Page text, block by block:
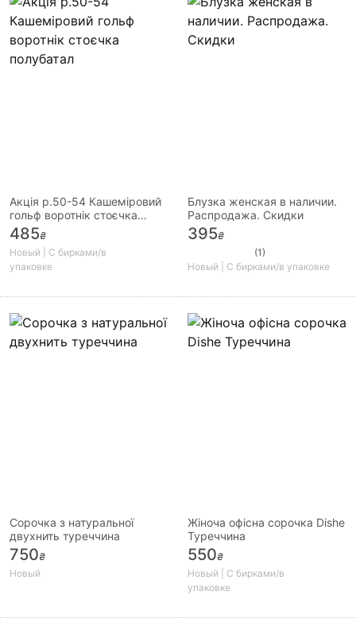
Акція р.50-54 Кашеміровий
гольф воротнік стоєчка
полубатал
485₴
Новый | С бирками/в
упаковке
Блузка женская в наличии.
Распродажа. Скидки
395₴
(1)
Новый | С бирками/в упаковке
Сорочка з натуральної
двухнить туреччина
750₴
Новый
Жіноча офісна сорочка Dishe
Туреччина
550₴
Новый | С бирками/в
упаковке